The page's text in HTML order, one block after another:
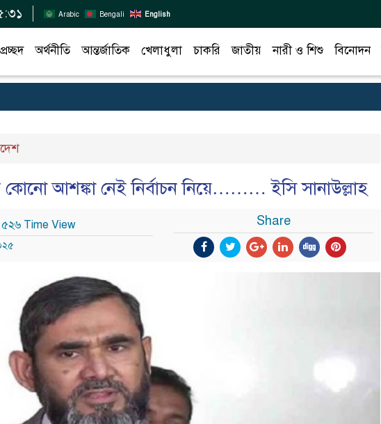
Arabic Bengali English
প্রচ্ছদ অর্থনীতি আন্তর্জাতিক খেলাধুলা চাকরি জাতীয় নারী ও শিশু বিনোদন
আশঙ্কা নেই নির্বাচন নিয়ে……… ইসি সানাউল্লাহ
Time View Share